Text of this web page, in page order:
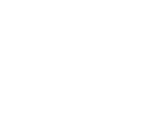
можете (или не хотите), мы